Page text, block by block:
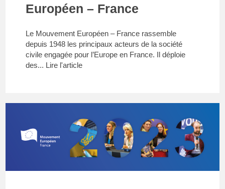
Européen – France
Le Mouvement Européen – France rassemble
depuis 1948 les principaux acteurs de la société
civile engagée pour l’Europe en France. Il déploie
des... Lire l'article